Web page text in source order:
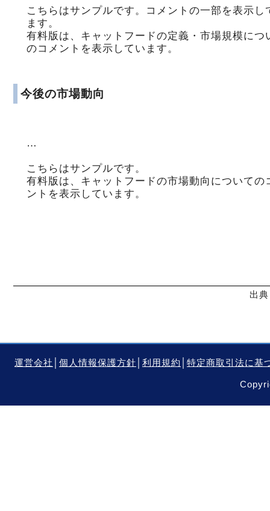
こちらはサンプルです。コメントの一部を表示し
ます。
有料版は、キャットフードの定義・市場規模につ
のコメントを表示しています。
今後の市場動向
…
こちらはサンプルです。
有料版は、キャットフードの市場動向についての
ントを表示しています。
出
運営会社 個人情報保護方針 利用規約 特定商取引法に基